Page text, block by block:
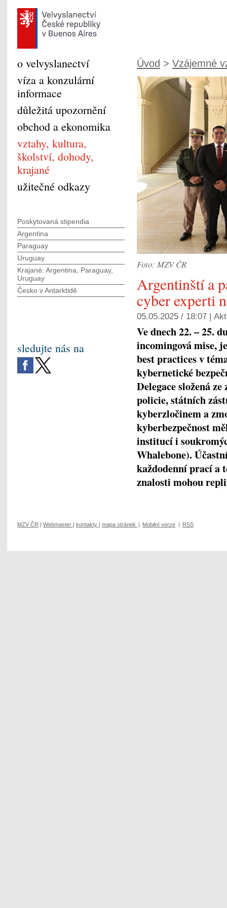
Úvod > Vzájemné
Foto: MZV ČR
Argentinští a
cyber experti
05.05.2025 / 18:07 |
Ve dnech 22. – 25.
incomingová mise,
best practices v
kybernetické
Delegace složená
policie, státních
kyberzločinem a
kyberbezpečnost
institucí i
Whalebone).
každodenní prací a
znalosti mohou
o velvyslanectví
víza a konzulární
informace
důležitá upozornění
obchod a ekonomika
vztahy, kultura,
školství, dohody,
krajané
užitečné odkazy
Poskytovaná stipendia
Argentina
Paraguay
Uruguay
Krajané: Argentina, Paraguay,
Uruguay
Česko v Antarktidě
sledujte nás na
MZV ČR | Webmaster | kontakty | mapa stránek | Mobilní verze | RSS